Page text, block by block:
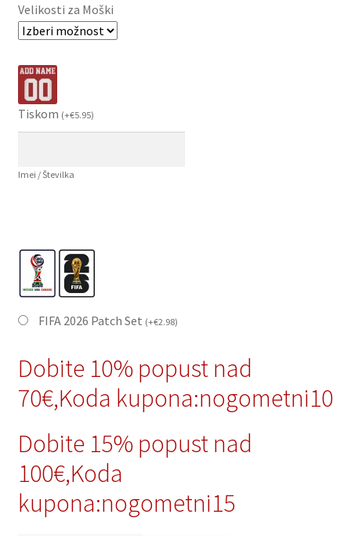
Velikosti za Moški
Tiskom (+€5.95)
Imei / Številka
FIFA 2026 Patch Set (+€2.98)
Dobite 10% popust nad
70€,Koda kupona:nogometni10
Dobite 15% popust nad
100€,Koda
kupona:nogometni15